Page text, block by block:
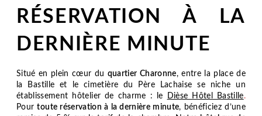
RÉSERVATION À LA
DERNIÈRE MINUTE
Situé en plein cœur du quartier Charonne, entre la place de
la Bastille et le cimetière du Père Lachaise se niche un
établissement hôtelier de charme : le
Dièse Hôtel Bastille.
Pourtoute réservation à la dernière minute, bénéficiez d’une